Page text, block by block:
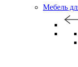
Мебель